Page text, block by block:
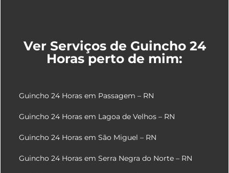
Ver Serviços de Guincho 24
Horas perto de mim:
Guincho 24 Horas em Passagem – RN
Guincho 24 Horas em Lagoa de Velhos – RN
Guincho 24 Horas em São Miguel – RN
Guincho 24 Horas em Serra Negra do Norte – RN